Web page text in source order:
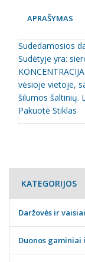
APRAŠYMAS
Sudedamosios
Sudėtyje yra:
vėsioje vietoje,
šilumos šaltinių.
Pakuotė Stiklas
KATEGORIJOS
Daržovės ir vaisiai
Duonos